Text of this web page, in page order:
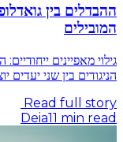
ההבדלים בין
המובילים
גילוי מאפיינים
הניגודים בין שני יעדים
Read full story
Deia11 min read